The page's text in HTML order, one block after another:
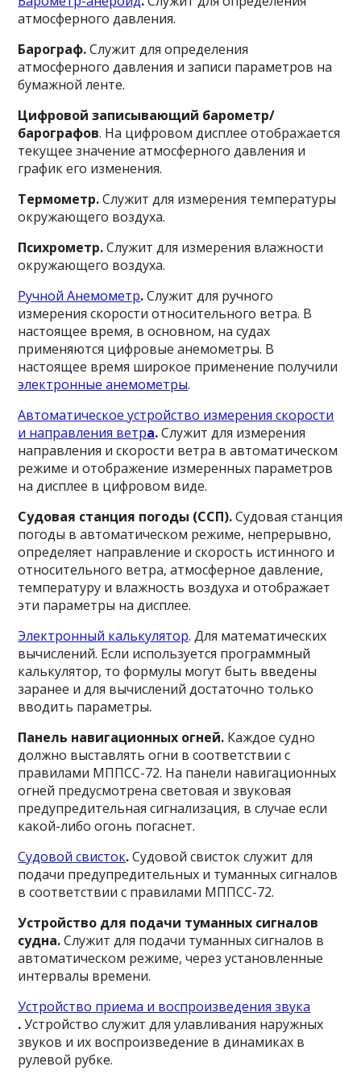
атмосферного давления.
Барограф.Служит для определения
атмосферного давления и записи параметров на
бумажной ленте.
Цифровой записывающий барометр/
барографов. На цифровом дисплее отображается
текущее значение атмосферного давления и
график его изменения.
Термометр.Служит для измерения температуры
окружающего воздуха.
Психрометр.Служит для измерения влажности
окружающего воздуха.
Ручной Анемометр.Служит для ручного
измерения скорости относительного ветра. В
настоящее время, в основном, на судах
применяются цифровые анемометры. В
настоящее время широкое применение получили
электронные анемометры.
Автоматическое устройство измерения скорости
и направления ветра.Служит для измерения
направления и скорости ветра в автоматическом
режиме и отображение измеренных параметров
на дисплее в цифровом виде.
Судовая станция погоды (ССП).Судовая станция
погоды в автоматическом режиме, непрерывно,
определяет направление и скорость истинного и
относительного ветра, атмосферное давление,
температуру и влажность воздуха и отображает
эти параметры на дисплее.
Электронный калькулятор. Для математических
вычислений. Если используется программный
калькулятор, то формулы могут быть введены
заранее и для вычислений достаточно только
вводить параметры.
Панель навигационных огней. Каждое судно
должно выставлять огни в соответствии с
правилами МППСС-72. На панели навигационных
огней предусмотрена световая и звуковая
предупредительная сигнализация, в случае если
какой-либо огонь погаснет.
Судовой свисток.Судовой свисток служит для
подачи предупредительных и туманных сигналов
в соответствии с правилами МППСС-72.
Устройство для подачи туманных сигналов
судна.Служит для подачи туманных сигналов в
автоматическом режиме, через установленные
интервалы времени.
Устройство приема и воспроизведения звука
.Устройство служит для улавливания наружных
звуков и их воспроизведение в динамиках в
рулевой рубке.